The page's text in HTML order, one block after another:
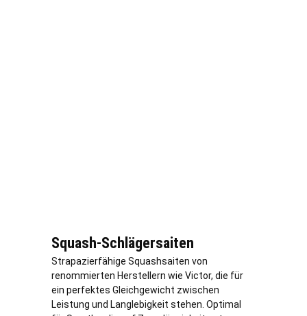
Squash-Schlägersaiten
Strapazierfähige Squashsaiten von
renommierten Herstellern wie Victor, die für
ein perfektes Gleichgewicht zwischen
Leistung und Langlebigkeit stehen. Optimal